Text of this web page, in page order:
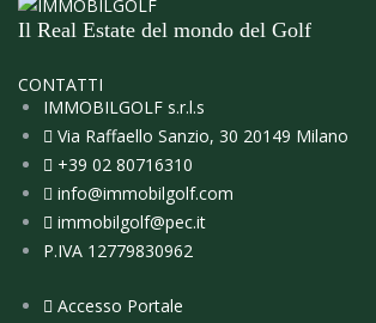
Il Real Estate del mondo del Golf
CONTATTI
IMMOBILGOLF s.r.l.s
Via Raffaello Sanzio, 30 20149 Milano
+39 02 80716310
info@immobilgolf.com
immobilgolf@pec.it
P.IVA 12779830962
Accesso Portale